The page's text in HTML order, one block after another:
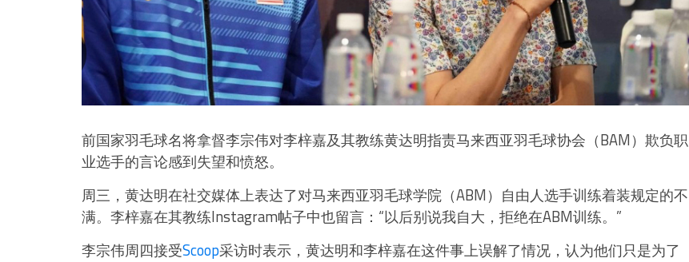
前国家羽毛球名将拿督李宗伟对李梓嘉及其教练黄达明指责马来西亚羽毛球协会（BAM）欺负职
业选手的言论感到失望和愤怒。
周三，黄达明在社交媒体上表达了对马来西亚羽毛球学院（ABM）自由人选手训练着装规定的不
满。李梓嘉在其教练Instagram帖子中也留言：“以后别说我自大，拒绝在ABM训练。”
李宗伟周四接受Scoop采访时表示，黄达明和李梓嘉在这件事上误解了情况，认为他们只是为了